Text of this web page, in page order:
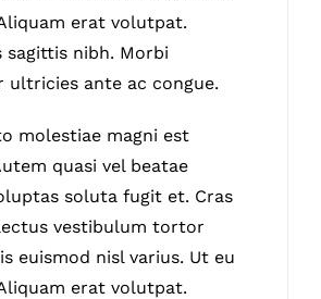
erat volutpat.
sagittis nibh. Morbi
ultricies ante ac congue.
molestiae magni est
quasi vel beatae
soluta fugit et. Cras
vestibulum tortor
euismod nisl varius. Ut eu
erat volutpat.